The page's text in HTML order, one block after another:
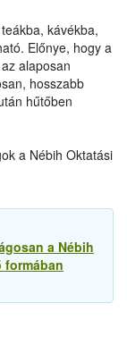
kávékba,
Előnye, hogy a
alaposan
hosszabb
hűtőben
a Nébih Oktatási
a Nébih